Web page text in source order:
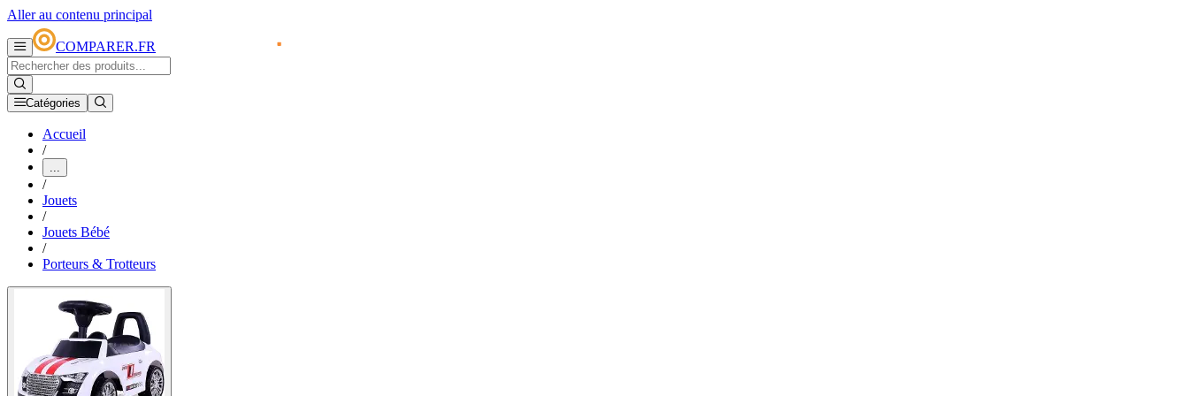
Aller au contenu principal
COMPARER.FR
Catégories
Accueil
/
...
/
Jouets
/
Jouets Bébé
/
Porteurs & Trotteurs